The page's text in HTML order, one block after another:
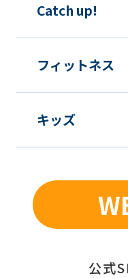
Catch up!
フィットネス
キッズ
公式